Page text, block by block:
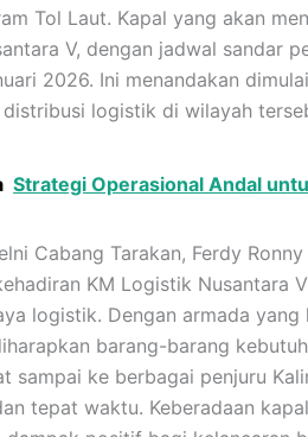
Tol Laut. Kapal yang akan
V, dengan jadwal sandar
2026. Ini menandakan
distribusi logistik di wilayah
Strategi Operasional Andal
Cabang Tarakan, Ferdy
KM Logistik Nusantara
logistik. Dengan armada
barang-barang
sampai ke berbagai penjuru
tepat waktu. Keberadaan